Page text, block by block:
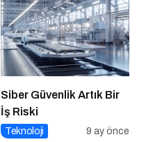
Siber Güvenlik Artık Bir
İş Riski
Teknoloji 9 ay önce